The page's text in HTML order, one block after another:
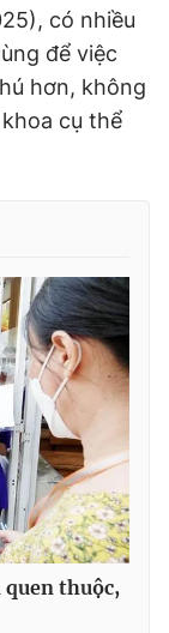
có nhiều
để việc
hơn, không
cụ thể
thuộc,